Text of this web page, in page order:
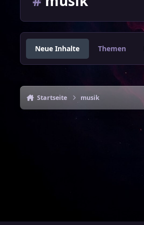
Neue Inhalte Themen
Startseite musik